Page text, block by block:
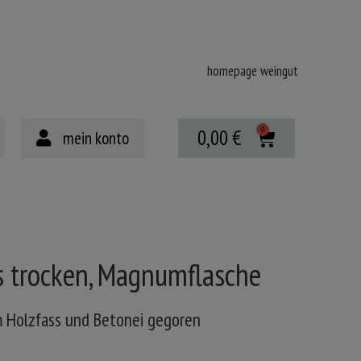
homepage weingut
mein konto 0,00€
Magnumflasche
und Betonei gegoren